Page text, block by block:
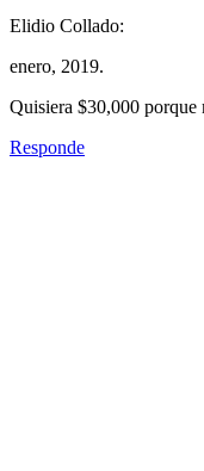
Elidio Collado:
enero, 2019.
Quisiera $30,000 porque
Responde